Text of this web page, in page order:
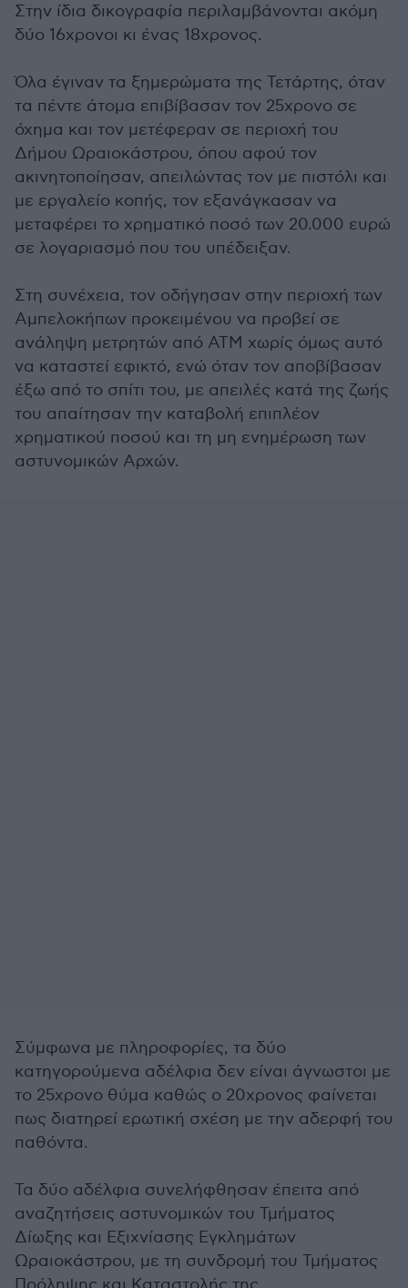
Στην ίδια δικογραφία περιλαμβάνονται ακόμη
δύο 16χρονοι κι ένας 18χρονος.
Όλα έγιναν τα ξημερώματα της Τετάρτης, όταν
τα πέντε άτομα επιβίβασαν τον 25χρονο σε
όχημα και τον μετέφεραν σε περιοχή του
Δήμου Ωραιοκάστρου, όπου αφού τον
ακινητοποίησαν, απειλώντας τον με πιστόλι και
με εργαλείο κοπής, τον εξανάγκασαν να
μεταφέρει το χρηματικό ποσό των 20.000 ευρώ
σε λογαριασμό που του υπέδειξαν.
Στη συνέχεια, τον οδήγησαν στην περιοχή των
Αμπελοκήπων προκειμένου να προβεί σε
ανάληψη μετρητών από ΑΤΜ χωρίς όμως αυτό
να καταστεί εφικτό, ενώ όταν τον αποβίβασαν
έξω από το σπίτι του, με απειλές κατά της ζωής
του απαίτησαν την καταβολή επιπλέον
χρηματικού ποσού και τη μη ενημέρωση των
αστυνομικών Αρχών.
Σύμφωνα με πληροφορίες, τα δύο
κατηγορούμενα αδέλφια δεν είναι άγνωστοι με
το 25χρονο θύμα καθώς ο 20χρονος φαίνεται
πως διατηρεί ερωτική σχέση με την αδερφή του
παθόντα.
Τα δύο αδέλφια συνελήφθησαν έπειτα από
αναζητήσεις αστυνομικών του Τμήματος
Δίωξης και Εξιχνίασης Εγκλημάτων
Ωραιοκάστρου, με τη συνδρομή του Τμήματος